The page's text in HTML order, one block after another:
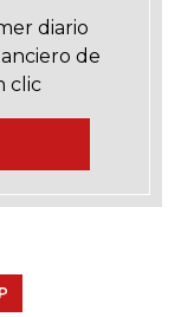
diario
de
clic